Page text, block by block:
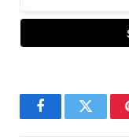
FacebookTwitter